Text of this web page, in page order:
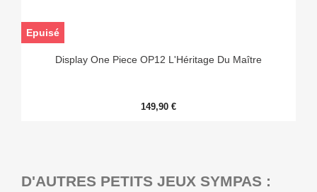
Display One Piece OP12 L'Héritage Du Maître
149,90 €
Epuisé
D'AUTRES PETITS JEUX SYMPAS :